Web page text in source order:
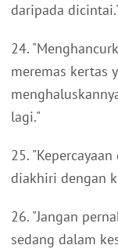
daripada
24.
meremas kertas
lagi."
25.
diakhiri dengan
26. "Jangan
sedang dalam